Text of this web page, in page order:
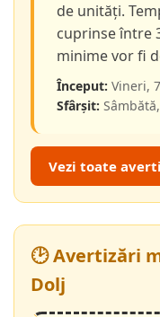
de unități.
cuprinse între
minime vor fi
Început: Vineri,
Sfârșit:
Vezi toate
🕑 Avertizări
Dolj